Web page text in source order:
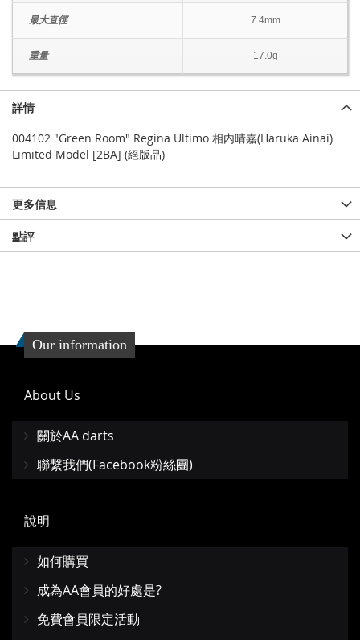
最大直徑 7.4mm
重量 17.0g
詳情
004102 "Green Room" Regina Ultimo 相内晴嘉(Haruka Ainai)
Limited Model [2BA] (絕版品)
更多信息
點評
Our information
About Us
關於AA darts
聯繫我們(Facebook粉絲團)
說明
如何購買
成為AA會員的好處是?
免費會員限定活動